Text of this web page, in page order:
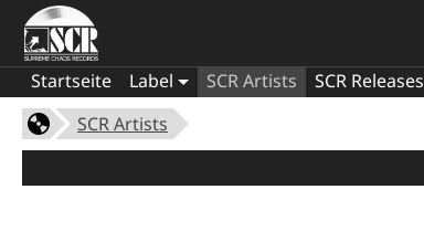
Startseite Label SCR Artists SCR Releases
SCR Artists